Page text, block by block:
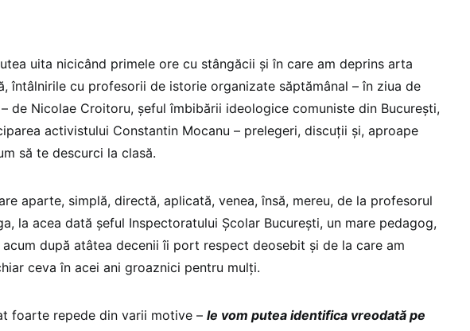
uita nicicând primele ore cu stângăcii și în care am deprins arta
întâlnirile cu profesorii de istorie organizate săptămânal – în ziua de
de Nicolae Croitoru, șeful îmbibării ideologice comuniste din București,
activistului Constantin Mocanu – prelegeri, discuții și, aproape
să te descurci la clasă.
aparte, simplă, directă, aplicată, venea, însă, mereu, de la profesorul
la acea dată șeful Inspectoratului Școlar București, un mare pedagog,
acum după atâtea decenii îi port respect deosebit și de la care am
ceva în acei ani groaznici pentru mulți.
foarte repede din varii motive – le vom putea identifica vreodată pe